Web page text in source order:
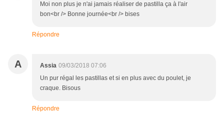
Moi non plus je n'ai jamais réaliser de pastilla ça à l'air
bon<br /> Bonne journée<br /> bises
Répondre
A Assia 09/03/2018 07:06
Un pur régal les pastillas et si en plus avec du poulet, je
craque. Bisous
Répondre